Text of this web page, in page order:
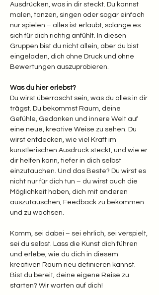
Ausdrücken, was in dir steckt. Du kannst
malen, tanzen, singen oder sogar einfach
nur spielen – alles ist erlaubt, solange es
sich für dich richtig anfühlt. In diesen
Gruppen bist du nicht allein, aber du bist
eingeladen, dich ohne Druck und ohne
Bewertungen auszuprobieren.
Was du hier erlebst?
Du wirst überrascht sein, was du alles in dir
trägst. Du bekommst Raum, deine
Gefühle, Gedanken und innere Welt auf
eine neue, kreative Weise zu sehen. Du
wirst entdecken, wie viel Kraft im
künstlerischen Ausdruck steckt, und wie er
dir helfen kann, tiefer in dich selbst
einzutauchen. Und das Beste? Du wirst es
nicht nur für dich tun – du wirst auch die
Möglichkeit haben, dich mit anderen
auszutauschen, Feedback zu bekommen
und zu wachsen.
Komm, sei dabei – sei ehrlich, sei verspielt,
sei du selbst. Lass die Kunst dich führen
und erlebe, wie du dich in diesem
kreativen Raum neu definieren kannst.
Bist du bereit, deine eigene Reise zu
starten? Wir warten auf dich!